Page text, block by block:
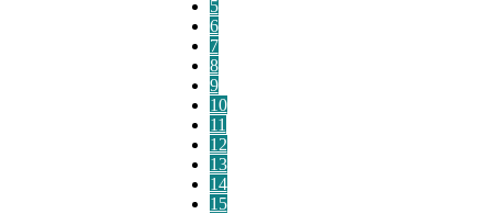
5
6
7
8
9
10
11
12
13
14
15